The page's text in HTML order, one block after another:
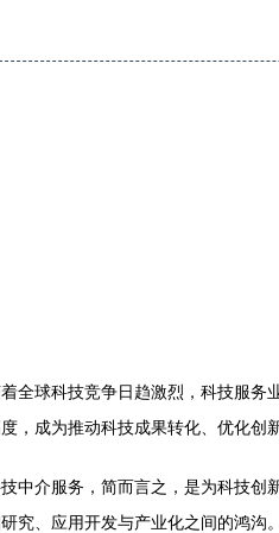
全球科技竞争日趋激烈，科技服务
，成为推动科技成果转化、优化创
中介服务，简而言之，是为科技创
究、应用开发与产业化之间的鸿沟